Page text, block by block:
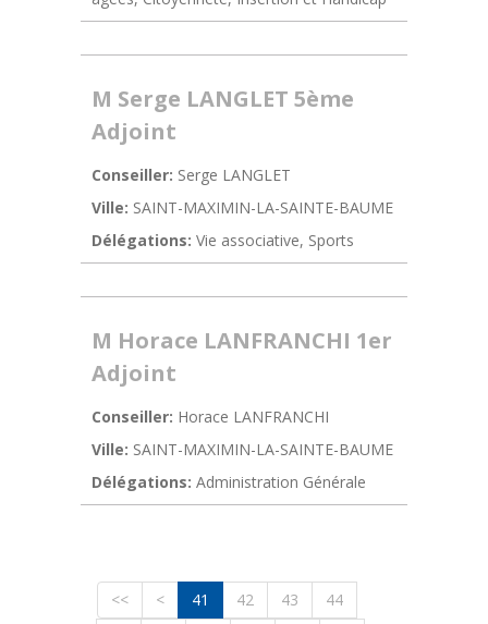
M Serge LANGLET 5ème
Adjoint
Conseiller: Serge LANGLET
Ville: SAINT-MAXIMIN-LA-SAINTE-BAUME
Délégations: Vie associative, Sports
M Horace LANFRANCHI 1er
Adjoint
Conseiller: Horace LANFRANCHI
Ville: SAINT-MAXIMIN-LA-SAINTE-BAUME
Délégations: Administration Générale
<< < 41 42 43 44